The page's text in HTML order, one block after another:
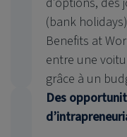
(bank
Benefits at
entre une
grâce à un
Des